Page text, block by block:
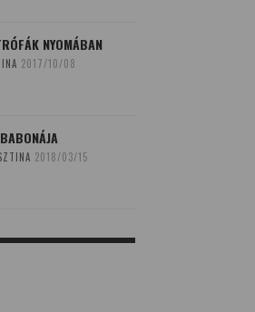
NYOMÁBAN
2017/10/08
2018/03/15